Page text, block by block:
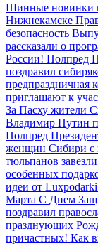
Шинные новинки
Нижнекамске
безопасность
рассказали о
России! Полпред
поздравил
предпраздничная
приглашают к
За Пасху жители
Владимир Путин
Полпред
женщин Сибири с
тюльпанов
особенных
идеи от Luxpodarki
Марта С Днем
поздравил
празднующих
причастных! Как